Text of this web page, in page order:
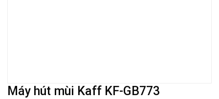
Máy hút mùi Kaff KF-GB773